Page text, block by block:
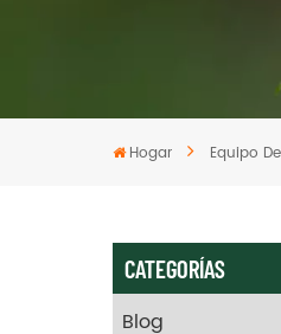
Hogar Equipo
CATEGORÍAS
Blog